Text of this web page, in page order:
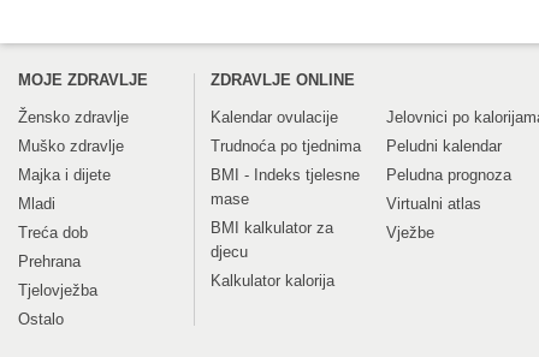
MOJE ZDRAVLJE
Žensko zdravlje
Muško zdravlje
Majka i dijete
Mladi
Treća dob
Prehrana
Tjelovježba
Ostalo
ZDRAVLJE ONLINE
Kalendar ovulacije
Trudnoća po tjednima
BMI - Indeks tjelesne
mase
BMI kalkulator za
djecu
Kalkulator kalorija
Jelovnici po
Peludni kalendar
Peludna prognoza
Virtualni atlas
Vježbe